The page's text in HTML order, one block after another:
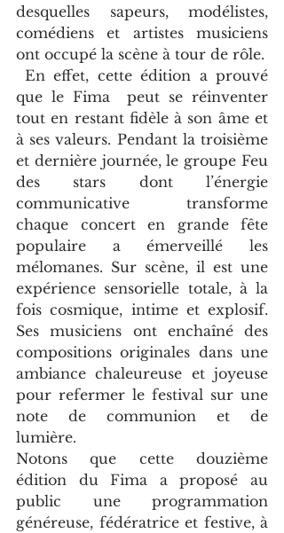
desquelles sapeurs, modélistes,
comédiens et artistes musiciens
ont occupé la scène à tour de rôle.
En effet, cette édition a prouvé
que le Fima  peut se réinventer
tout en restant fidèle à son âme et
à ses valeurs. Pendant la troisième
et dernière journée, le groupe Feu
des stars dont l’énergie
communicative transforme
chaque concert en grande fête
populaire a émerveillé les
mélomanes. Sur scène, il est une
expérience sensorielle totale, à la
fois cosmique, intime et explosif.
Ses musiciens ont enchaîné des
compositions originales dans une
ambiance chaleureuse et joyeuse
pour refermer le festival sur une
note de communion et de
lumière.
Notons que cette douzième
édition du Fima a proposé au
public une programmation
généreuse, fédératrice et festive, à